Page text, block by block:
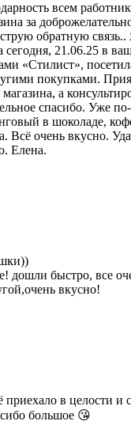
всем
за
обратную
сегодня, 21.06.25 в
«Стилист»,
покупками.
а
спасибо. Уже
в шоколаде,
Всё очень вкусно.
Елена.
дошли быстро, все
вкусно!
в целости и
большое 😘